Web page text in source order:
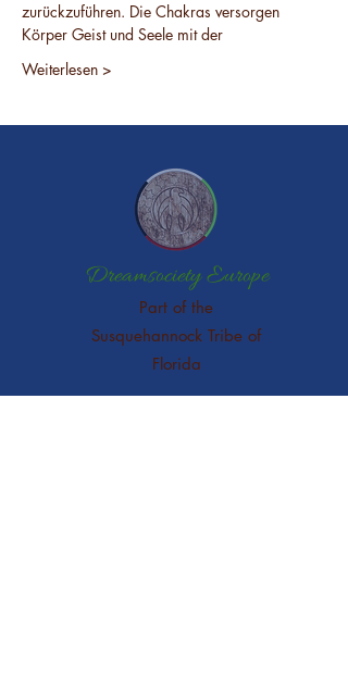
zurückzuführen. Die Chakras versorgen
Körper Geist und Seele mit der
Weiterlesen >
Dreamsociety Europe
Part of the
Susquehannock Tribe of
Florida